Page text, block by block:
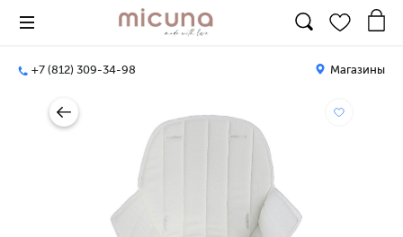
+7 (812) 309-34-98 Магазины